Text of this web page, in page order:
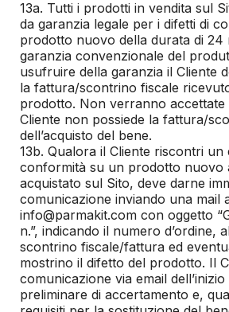
13a. Tutti i prodotti in vendita sul
da garanzia legale per i difetti di
prodotto nuovo della durata di 24
garanzia convenzionale del
usufruire della garanzia il Cliente
la fattura/scontrino fiscale
prodotto. Non verranno accettate
Cliente non possiede la fattura/
dell’acquisto del bene.
13b. Qualora il Cliente riscontri un
conformità su un prodotto nuovo
acquistato sul Sito, deve darne
comunicazione inviando una mail
info@parmakit.com con oggetto
n.”, indicando il numero d’ordine,
scontrino fiscale/fattura ed
mostrino il difetto del prodotto. Il
comunicazione via email
preliminare di accertamento e,